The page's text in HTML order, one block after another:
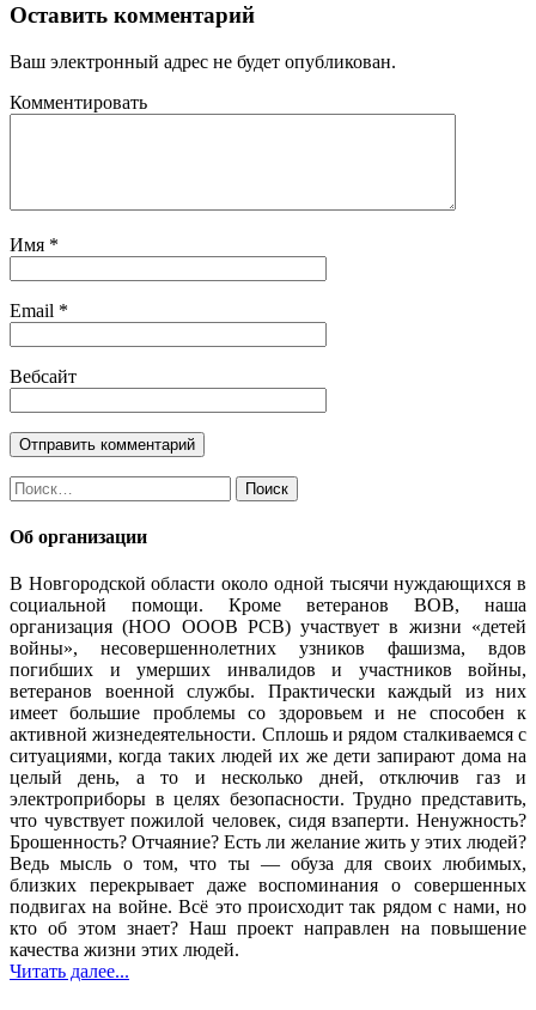
Оставить комментарий
Ваш электронный адрес не будет опубликован.
Комментировать
Имя *
Email *
Вебсайт
Найти:
Об организации
В Новгородской области около одной тысячи нуждающихся в
социальной помощи. Кроме ветеранов ВОВ, наша
организация (НОО ОООВ РСВ) участвует в жизни «детей
войны», несовершеннолетних узников фашизма, вдов
погибших и умерших инвалидов и участников войны,
ветеранов военной службы. Практически каждый из них
имеет большие проблемы со здоровьем и не способен к
активной жизнедеятельности. Сплошь и рядом сталкиваемся с
ситуациями, когда таких людей их же дети запирают дома на
целый день, а то и несколько дней, отключив газ и
электроприборы в целях безопасности. Трудно представить,
что чувствует пожилой человек, сидя взаперти. Ненужность?
Брошенность? Отчаяние? Есть ли желание жить у этих людей?
Ведь мысль о том, что ты — обуза для своих любимых,
близких перекрывает даже воспоминания о совершенных
подвигах на войне. Всё это происходит так рядом с нами, но
кто об этом знает? Наш проект направлен на повышение
качества жизни этих людей.
Читать далее...